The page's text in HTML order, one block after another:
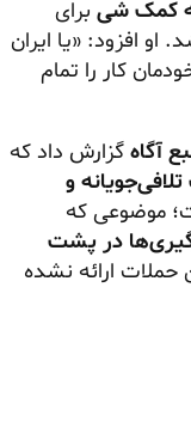
کمک شی برای
او افزود: «یا ایران
کار را تمام
آگاه گزارش داد که
و
موضوعی که
در پشت
حملات ارائه نشده